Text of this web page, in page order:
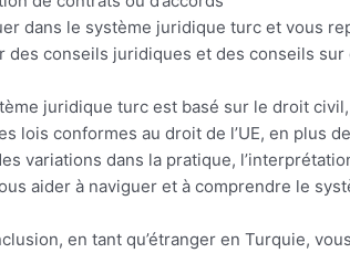
dans le système juridique turc et vous
des conseils juridiques et des conseils
juridique turc est basé sur le droit
lois conformes au droit de l’UE, en plus
variations dans la pratique,
aider à naviguer et à comprendre le
en tant qu’étranger en Turquie,